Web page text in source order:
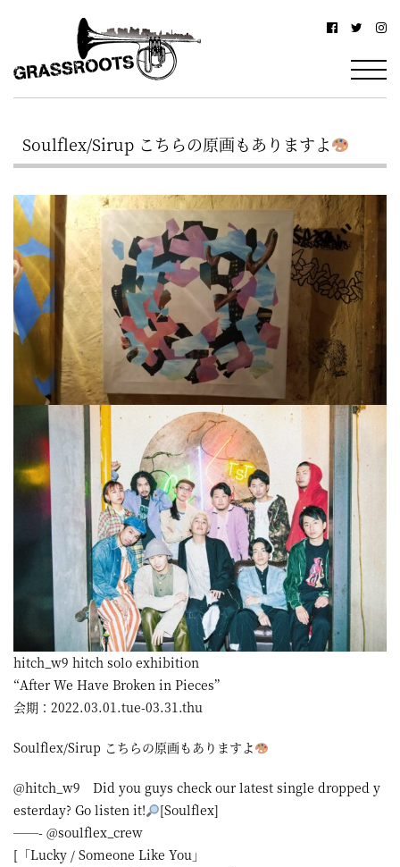
浜
グ
ス
ル
ー
ツ
–
YOKOHAMA
Grassroots
–
駅
北
西
口
か
ら
徒
歩
約
3
分・
鶴
屋
町
に
あ
る
ダ
ニ
ン
グ
バ
ー
Soulflex/Sirup こちらの原画もありますよ
hitch_w9 hitch solo exhibition
“After We Have Broken in Pieces”
会期：2022.03.01.tue-03.31.thu
Soulflex/Sirup こちらの原画もありますよ
@hitch_w9 Did you guys check our latest single dropped y
esterday? Go listen it!
[Soulflex]
——- @soulflex_crew
[「Lucky / Someone Like You」